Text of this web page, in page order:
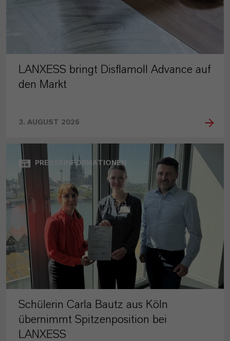
LANXESS bringt Disflamoll Advance auf
den Markt
3. AUGUST 2026
PRESSEINFORMATIONEN
Schülerin Carla Bautz aus Köln
übernimmt Spitzenposition bei
LANXESS